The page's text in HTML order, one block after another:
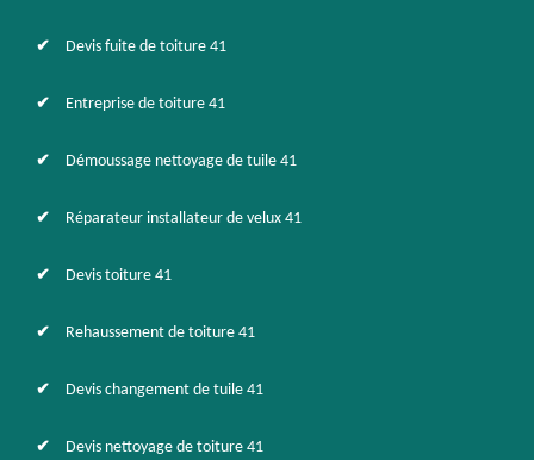
Devis fuite de toiture 41
Entreprise de toiture 41
Démoussage nettoyage de tuile 41
Réparateur installateur de velux 41
Devis toiture 41
Rehaussement de toiture 41
Devis changement de tuile 41
Devis nettoyage de toiture 41